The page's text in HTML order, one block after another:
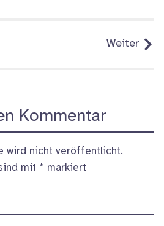
Weiter
Kommentar
wird nicht veröffentlicht.
mit * markiert